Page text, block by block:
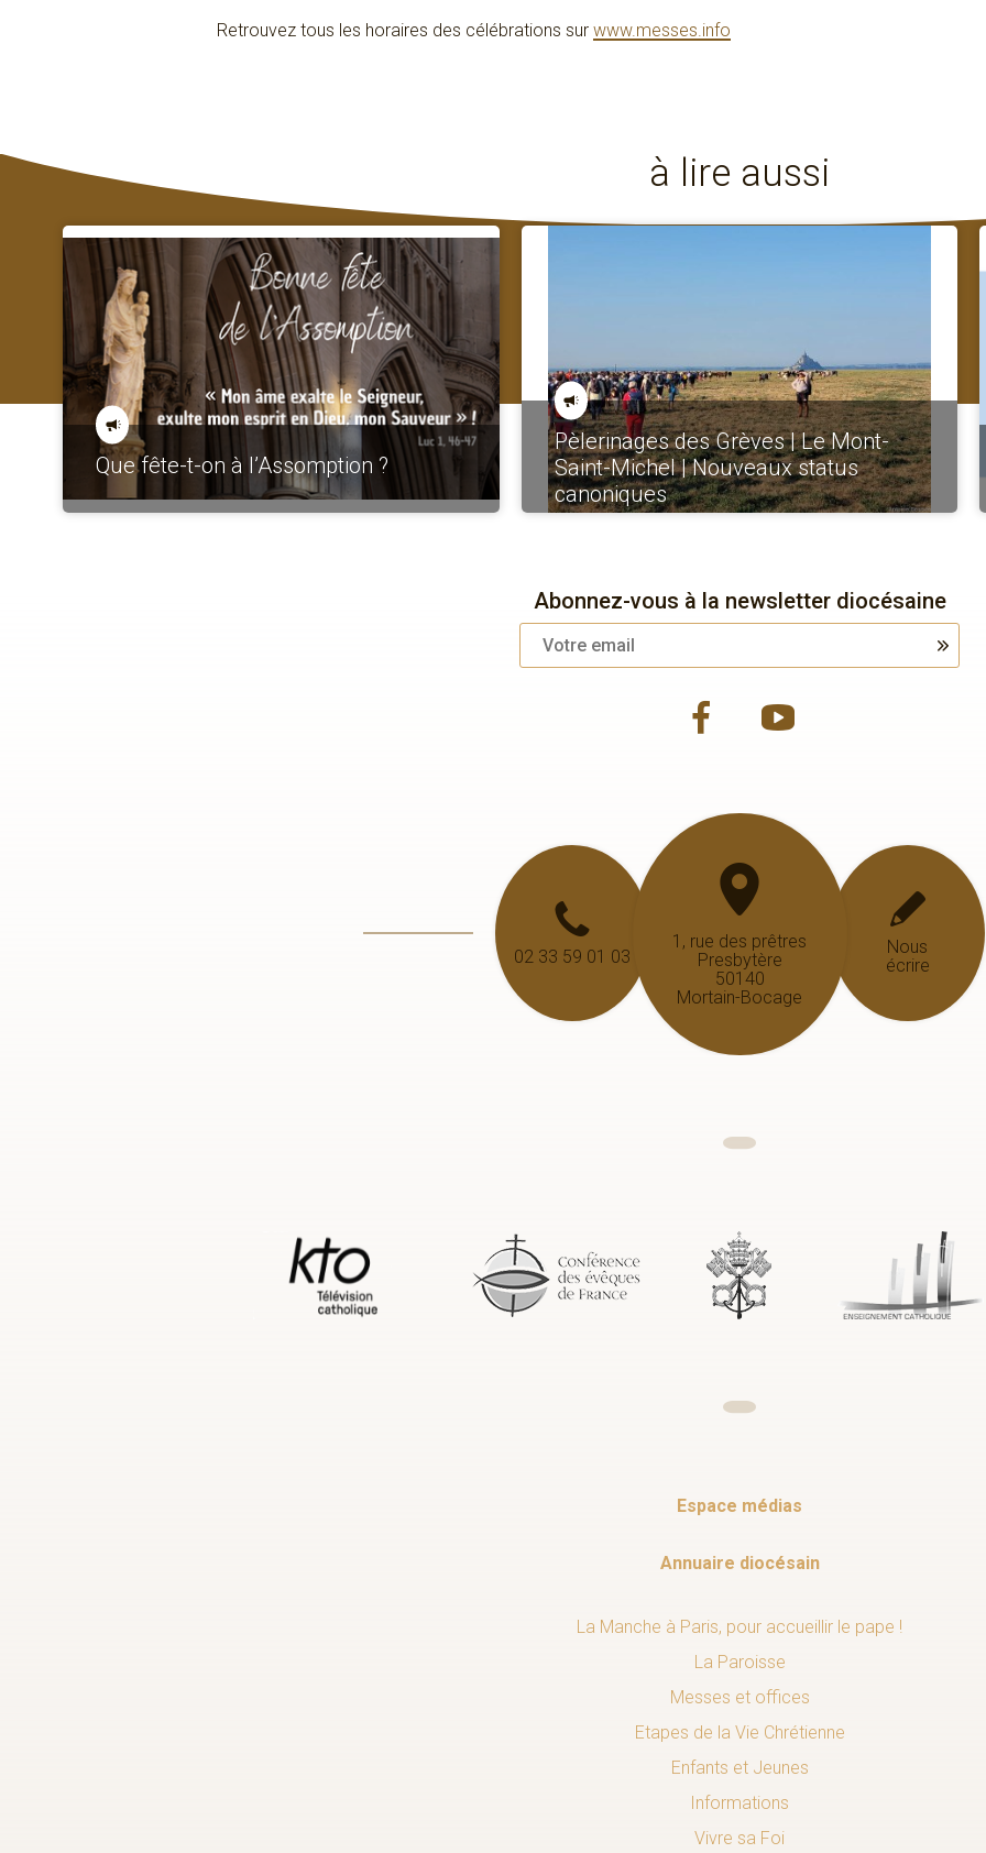
Retrouvez tous les horaires des célébrations sur www.messes.info
à lire aussi
Que fête-t-on à l’Assomption ?
Pèlerinages des Grèves | Le Mont-
Saint-Michel | Nouveaux status
canoniques
Abonnez-vous à la newsletter diocésaine
02 33 59 01 03
Nous
écrire
1, rue des prêtres
Presbytère
50140
Mortain-Bocage
Espace médias
Annuaire diocésain
La Manche à Paris, pour accueillir le pape !
La Paroisse
Messes et offices
Etapes de la Vie Chrétienne
Enfants et Jeunes
Informations
Vivre sa Foi